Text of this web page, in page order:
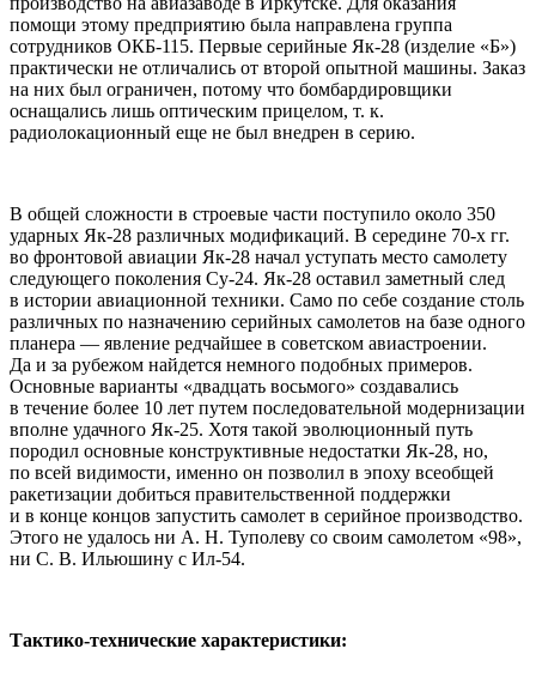
помощи этому предприятию была направлена группа
сотрудников ОКБ-115. Первые серийные Як-28 (изделие «Б»)
практически не отличались от второй опытной машины. Заказ
на них был ограничен, потому что бомбардировщики
оснащались лишь оптическим прицелом, т. к.
радиолокационный еще не был внедрен в серию.
В общей сложности в строевые части поступило около 350
ударных Як-28 различных модификаций. В середине 70-х гг.
во фронтовой авиации Як-28 начал уступать место самолету
следующего поколения Су-24. Як-28 оставил заметный след
в истории авиационной техники. Само по себе создание столь
различных по назначению серийных самолетов на базе одного
планера — явление редчайшее в советском авиастроении.
Да и за рубежом найдется немного подобных примеров.
Основные варианты «двадцать восьмого» создавались
в течение более 10 лет путем последовательной модернизации
вполне удачного Як-25. Хотя такой эволюционный путь
породил основные конструктивные недостатки Як-28, но,
по всей видимости, именно он позволил в эпоху всеобщей
ракетизации добиться правительственной поддержки
и в конце концов запустить самолет в серийное производство.
Этого не удалось ни А. Н. Туполеву со своим самолетом «98»,
ни С. В. Ильюшину с Ил-54.
Тактико-технические характеристики: